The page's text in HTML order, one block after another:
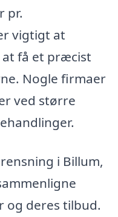
pr.
vigtigt at
få et præcist
Nogle firmaer
ved større
i Billum,
og deres tilbud.